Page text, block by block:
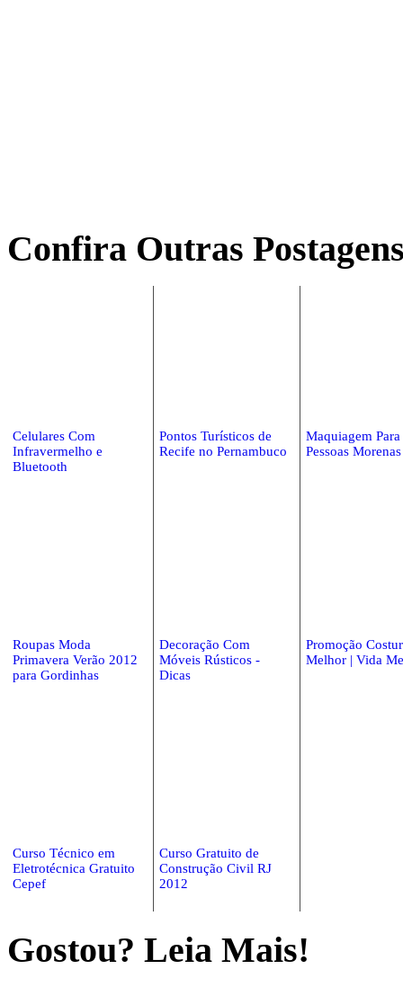
Confira Outras
Celulares Com
Infravermelho e
Bluetooth
Pontos Turísticos de
Recife no Pernambuco
Maquiagem Para
Pessoas
Roupas Moda
Primavera Verão 2012
para Gordinhas
Decoração Com
Móveis Rústicos -
Dicas
Promoção
Melhor | Vida
Curso Técnico em
Eletrotécnica Gratuito
Cepef
Curso Gratuito de
Construção Civil RJ
2012
Gostou? Leia Mais!